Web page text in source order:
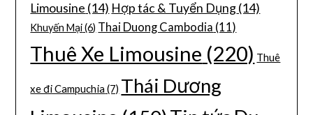
Limousine (14) Hợp tác & Tuyển Dụng(14)
Khuyến Mại(6) Thai Duong Cambodia (11)
Thuê Xe Limousine (220) Thuê
xe đi Campuchia(7) Thái Dương